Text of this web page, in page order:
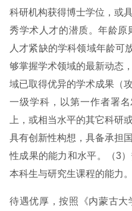
科研机构获得博士学位，或
秀学术人才的潜质。年龄
人才紧缺的学科领域年龄可
够掌握学术领域的最新动态
域已取得优异的学术成果（
一级学科，以第一作者署
上，或相当水平的其它科研
具有创新性构想，具备承担
性成果的能力和水平。（3
本科生与研究生课程的能力。
待遇优厚，按照《内蒙古